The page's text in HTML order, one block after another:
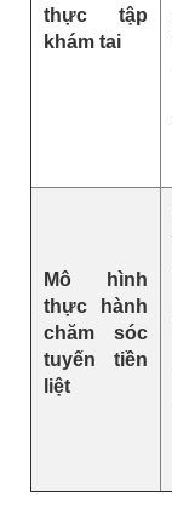
thực tập
khám tai
Mô hình
thực hành
chăm sóc
tuyến tiền
liệt